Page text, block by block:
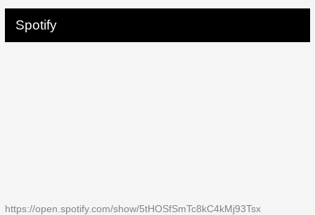
Spotify
https://open.spotify.com/show/5tHOSfSmTc8kC4kMj93Tsx